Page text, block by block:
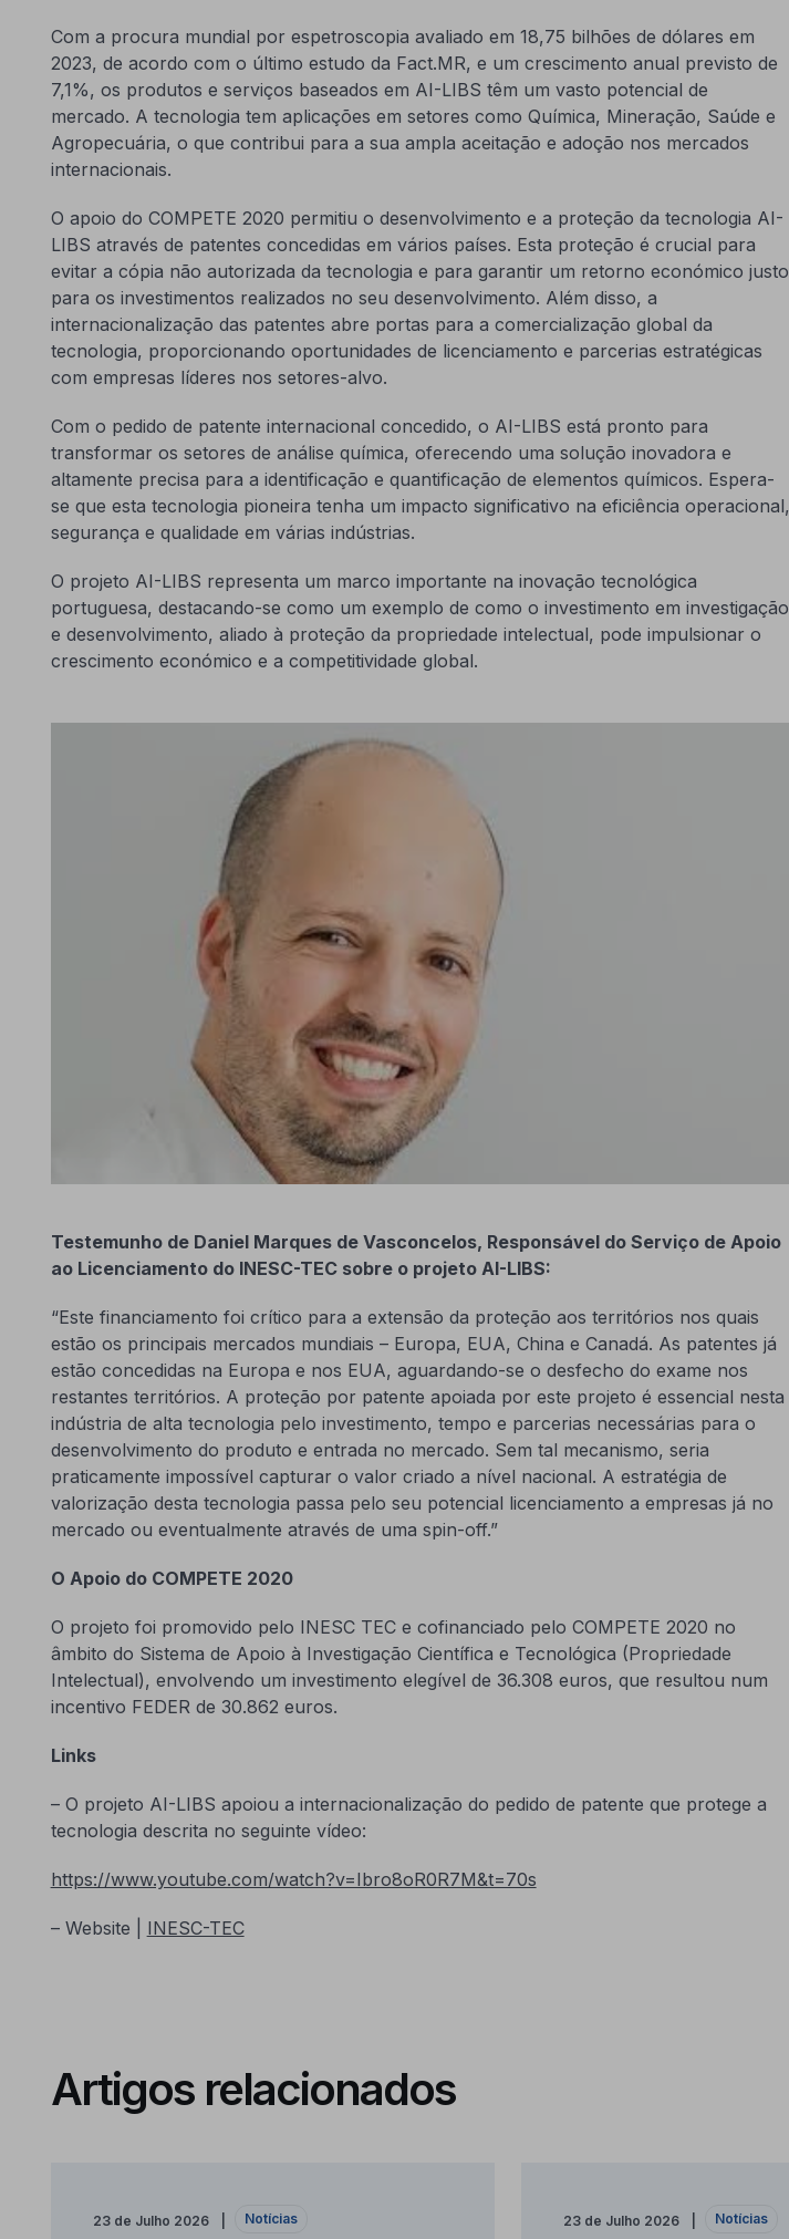
Com a procura mundial por espetroscopia avaliado em 18,75 bilhões de dólares em
2023, de acordo com o último estudo da Fact.MR, e um crescimento anual previsto de
7,1%, os produtos e serviços baseados em AI-LIBS têm um vasto potencial de
mercado. A tecnologia tem aplicações em setores como Química, Mineração, Saúde e
Agropecuária, o que contribui para a sua ampla aceitação e adoção nos mercados
internacionais.
O apoio do COMPETE 2020 permitiu o desenvolvimento e a proteção da tecnologia AI-
LIBS através de patentes concedidas em vários países. Esta proteção é crucial para
evitar a cópia não autorizada da tecnologia e para garantir um retorno económico justo
para os investimentos realizados no seu desenvolvimento. Além disso, a
internacionalização das patentes abre portas para a comercialização global da
tecnologia, proporcionando oportunidades de licenciamento e parcerias estratégicas
com empresas líderes nos setores-alvo.
Com o pedido de patente internacional concedido, o AI-LIBS está pronto para
transformar os setores de análise química, oferecendo uma solução inovadora e
altamente precisa para a identificação e quantificação de elementos químicos. Espera-
se que esta tecnologia pioneira tenha um impacto significativo na eficiência operacional,
segurança e qualidade em várias indústrias.
O projeto AI-LIBS representa um marco importante na inovação tecnológica
portuguesa, destacando-se como um exemplo de como o investimento em investigação
e desenvolvimento, aliado à proteção da propriedade intelectual, pode impulsionar o
crescimento económico e a competitividade global.
Testemunho de Daniel Marques de Vasconcelos, Responsável do Serviço de Apoio
ao Licenciamento do INESC-TEC sobre o projeto AI-LIBS:
“Este financiamento foi crítico para a extensão da proteção aos territórios nos quais
estão os principais mercados mundiais – Europa, EUA, China e Canadá. As patentes já
estão concedidas na Europa e nos EUA, aguardando-se o desfecho do exame nos
restantes territórios. A proteção por patente apoiada por este projeto é essencial nesta
indústria de alta tecnologia pelo investimento, tempo e parcerias necessárias para o
desenvolvimento do produto e entrada no mercado. Sem tal mecanismo, seria
praticamente impossível capturar o valor criado a nível nacional. A estratégia de
valorização desta tecnologia passa pelo seu potencial licenciamento a empresas já no
mercado ou eventualmente através de uma spin-off.”
O Apoio do COMPETE 2020
O projeto foi promovido pelo INESC TEC e cofinanciado pelo COMPETE 2020 no
âmbito do Sistema de Apoio à Investigação Científica e Tecnológica (Propriedade
Intelectual), envolvendo um investimento elegível de 36.308 euros, que resultou num
incentivo FEDER de 30.862 euros.
Links
– O projeto AI-LIBS apoiou a internacionalização do pedido de patente que protege a
tecnologia descrita no seguinte vídeo:
https://www.youtube.com/watch?v=Ibro8oR0R7M&t=70s
– Website | INESC-TEC
Artigos relacionados
23 de Julho 2026 Notícias 23 de Julho 2026 Notícias